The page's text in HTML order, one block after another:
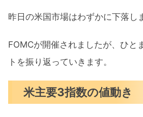
S&P500ヒートマップ
セクター別パフォーマ
S&P500チャート分析
米国市場のトピックス
金利据え置きのFOMC
昨日の米国市場はわずかに下落し
FOMCが開催されましたが、ひと
トを振り返っていきます。
米主要3指数の値動き